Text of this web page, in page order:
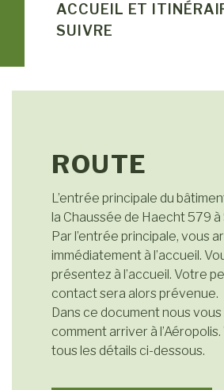
ACCUEIL ET
SUIVRE
ROUTE
L’entrée principale du
la Chaussée de Haecht 579
Par l’entrée principale, vous
immédiatement à l’accueil.
présentez à l’accueil. Votre
contact sera alors prévenue.
Dans ce document nous
comment arriver à
tous les détails ci-dessous.